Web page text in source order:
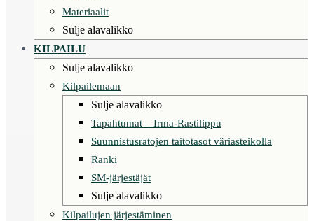
Materiaalit
Sulje alavalikko
KILPAILU
Sulje alavalikko
Kilpailemaan
Sulje alavalikko
Tapahtumat – Irma-Rastilippu
Suunnistusratojen taitotasot väriasteikolla
Ranki
SM-järjestäjät
Sulje alavalikko
Kilpailujen järjestäminen